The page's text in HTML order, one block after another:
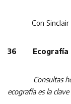
Con Sinclair
36 Ecografía
Consultas
ecografía es la clave